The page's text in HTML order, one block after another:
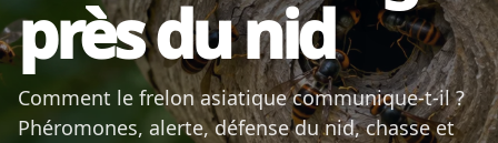
près du nid
Comment le frelon asiatique communique-t-il ?
Phéromones, alerte, défense du nid, chasse et